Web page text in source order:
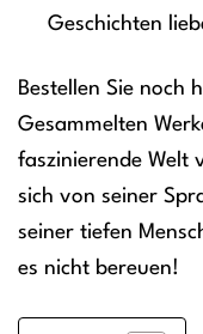
Geschichten
Bestellen Sie noch
Gesammelten
faszinierende Welt
sich von seiner
seiner tiefen
es nicht bereuen!